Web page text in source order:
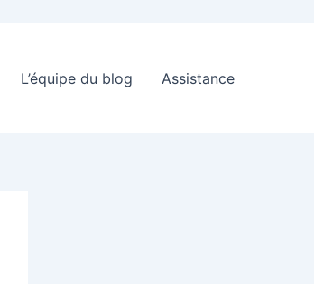
L’équipe du blog Assistance